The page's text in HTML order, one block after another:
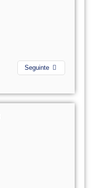
Seguinte